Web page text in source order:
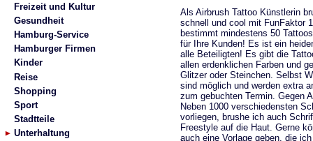
Freizeit und Kultur
Gesundheit
Hamburg-Service
Hamburger Firmen
Kinder
Reise
Shopping
Sport
Stadtteile
Unterhaltung
Als Airbrush Tattoo Künstlerin
schnell und cool mit FunFaktor
bestimmt mindestens 50
für Ihre Kunden! Es ist ein
alle Beteiligten! Es gibt die
allen erdenklichen Farben und
Glitzer oder Steinchen. Selbst
sind möglich und werden extra
zum gebuchten Termin. Gegen
Neben 1000 verschiedensten
vorliegen, brushe ich auch
Freestyle auf die Haut. Gerne
auch eine Vorlage geben, die